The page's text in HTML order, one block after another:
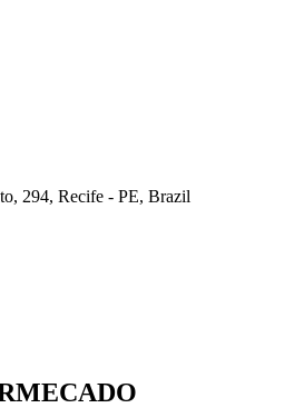
294, Recife - PE, Brazil